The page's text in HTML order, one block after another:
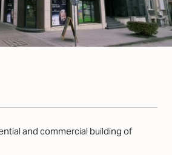
and commercial building of